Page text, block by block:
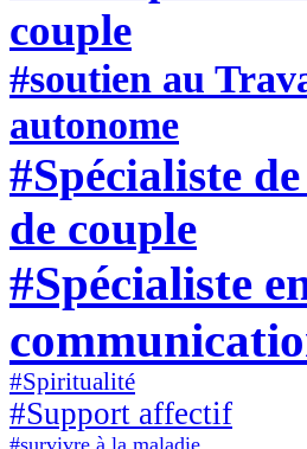
couple
#soutien au
autonome
#Spécialiste
de couple
#Spécialiste
#Spiritualité
#Support affectif
#survivre à la maladie